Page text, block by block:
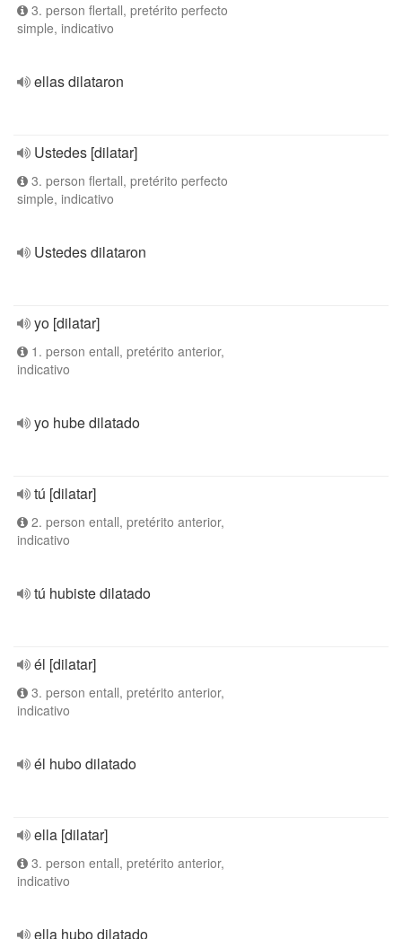
3. person flertall, pretérito perfecto
simple, indicativo
ellas dilataron
Ustedes [dilatar]
3. person flertall, pretérito perfecto
simple, indicativo
Ustedes dilataron
yo [dilatar]
1. person entall, pretérito anterior,
indicativo
yo hube dilatado
tú [dilatar]
2. person entall, pretérito anterior,
indicativo
tú hubiste dilatado
él [dilatar]
3. person entall, pretérito anterior,
indicativo
él hubo dilatado
ella [dilatar]
3. person entall, pretérito anterior,
indicativo
ella hubo dilatado